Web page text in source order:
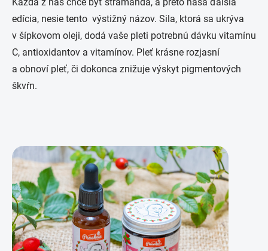
Každá z nás chce byť štramanda, a preto naša ďalšia
edícia, nesie tento výstižný názov. Sila, ktorá sa ukrýva
v šípkovom oleji, dodá vaše pleti potrebnú dávku vitamínu
C, antioxidantov a vitamínov. Pleť krásne rozjasní
a obnoví pleť, či dokonca znižuje výskyt pigmentových
škvŕn.